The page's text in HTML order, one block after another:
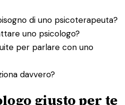
di uno psicoterapeuta?
uno psicologo?
per parlare con uno
davvero?
giusto per te